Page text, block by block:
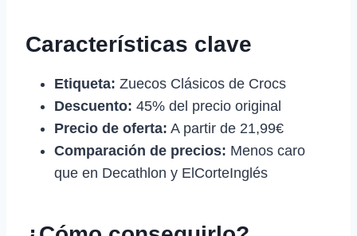
Características clave
Etiqueta: Zuecos Clásicos de Crocs
Descuento: 45% del precio original
Precio de oferta: A partir de 21,99€
Comparación de precios: Menos caro
que en Decathlon y ElCorteInglés